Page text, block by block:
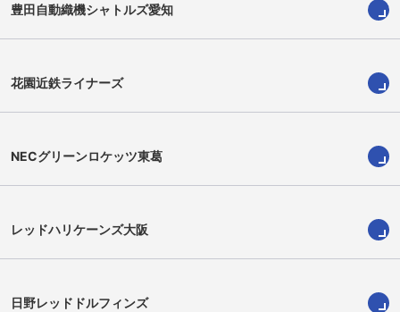
大熊克哉
Katsuya Okuma Malcolm Marx
豊田自動織機シャトルズ愛知
花園近鉄ライナーズ
NECグリーンロケッツ東葛
レッドハリケーンズ大阪
日野レッドドルフィンズ